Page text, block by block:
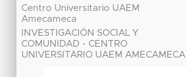
Centro Universitario UAEM
Amecameca
INVESTIGACIÓN SOCIAL Y
COMUNIDAD - CENTRO
UNIVERSITARIO UAEM AMECAMECA